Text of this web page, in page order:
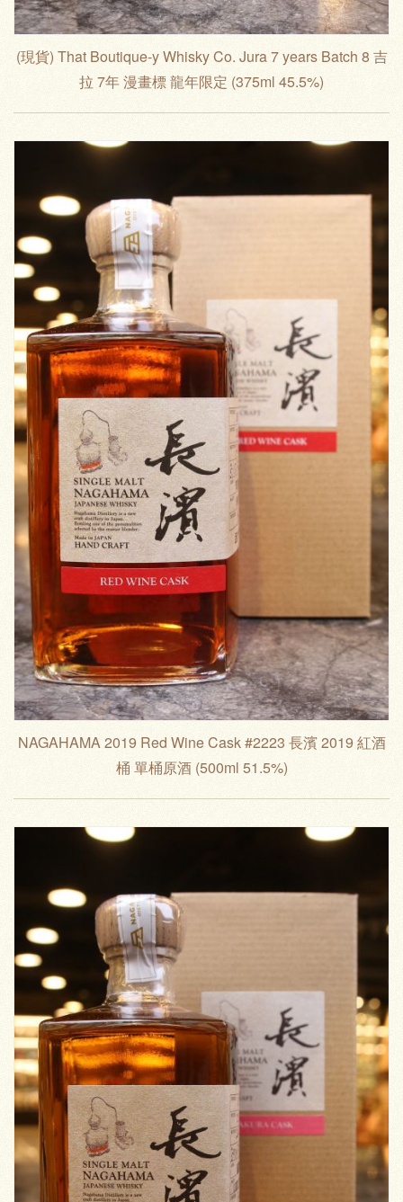
(現貨) That Boutique-y Whisky Co. Jura 7 years Batch 8 吉
拉 7年 漫畫標 龍年限定 (375ml 45.5%)
NAGAHAMA 2019 Red Wine Cask #2223 長濱 2019 紅酒
桶 單桶原酒 (500ml 51.5%)